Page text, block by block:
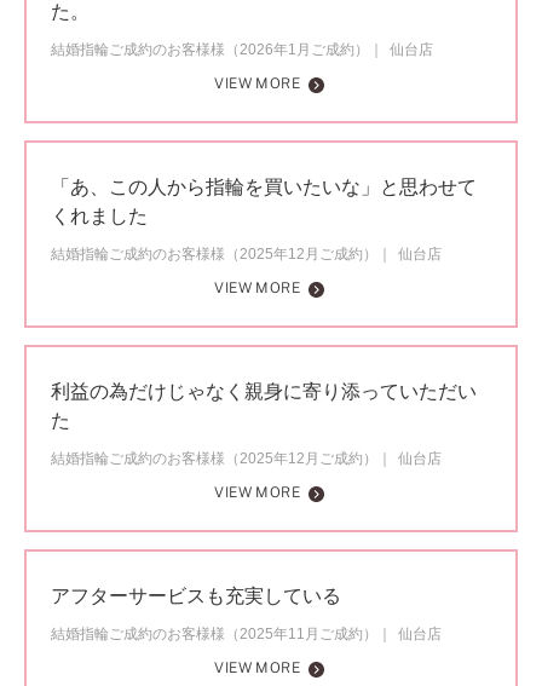
た。
結婚指輪ご成約のお客様様（2026年1月ご成約）
仙台店
VIEW MORE
「あ、この人から指輪を買いたいな」と思わせて
くれました
結婚指輪ご成約のお客様様（2025年12月ご成約）
仙台店
VIEW MORE
利益の為だけじゃなく親身に寄り添っていただい
た
結婚指輪ご成約のお客様様（2025年12月ご成約）
仙台店
VIEW MORE
アフターサービスも充実している
結婚指輪ご成約のお客様様（2025年11月ご成約）
仙台店
VIEW MORE